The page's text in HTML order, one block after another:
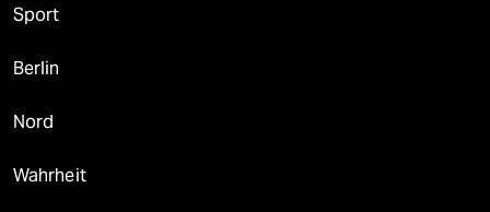
Sport
Berlin
Nord
Wahrheit